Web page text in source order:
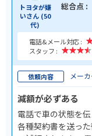
トヨタが嫌
いさん (50
代)
総合点 :
電話&メール対応 :
スタッフ :
依頼内容 メー
減額が必ずある
電話で車の状態を
各種契約書を送っ